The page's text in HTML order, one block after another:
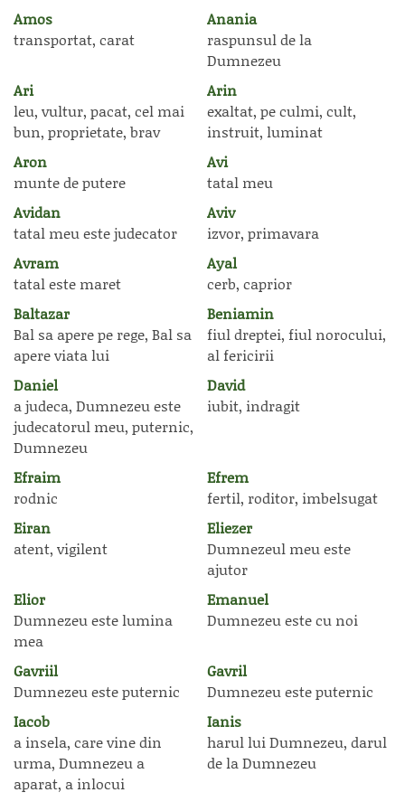
Amos
transportat, carat
Anania
raspunsul de la
Dumnezeu
Ari
leu, vultur, pacat, cel mai
bun, proprietate, brav
Arin
exaltat, pe culmi, cult,
instruit, luminat
Aron
munte de putere
Avi
tatal meu
Avidan
tatal meu este judecator
Aviv
izvor, primavara
Avram
tatal este maret
Ayal
cerb, caprior
Baltazar
Bal sa apere pe rege, Bal sa
apere viata lui
Beniamin
fiul dreptei, fiul norocului,
al fericirii
Daniel
a judeca, Dumnezeu este
judecatorul meu, puternic,
Dumnezeu
David
iubit, indragit
Efraim
rodnic
Efrem
fertil, roditor, imbelsugat
Eiran
atent, vigilent
Eliezer
Dumnezeul meu este
ajutor
Elior
Dumnezeu este lumina
mea
Emanuel
Dumnezeu este cu noi
Gavriil
Dumnezeu este puternic
Gavril
Dumnezeu este puternic
Iacob
a insela, care vine din
urma, Dumnezeu a
aparat, a inlocui
Ianis
harul lui Dumnezeu, darul
de la Dumnezeu